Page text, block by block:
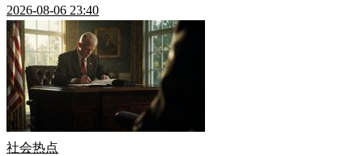
2026-08-06 23:40
社会热点